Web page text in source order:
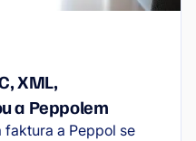
XML,
a Peppolem
faktura a Peppol se